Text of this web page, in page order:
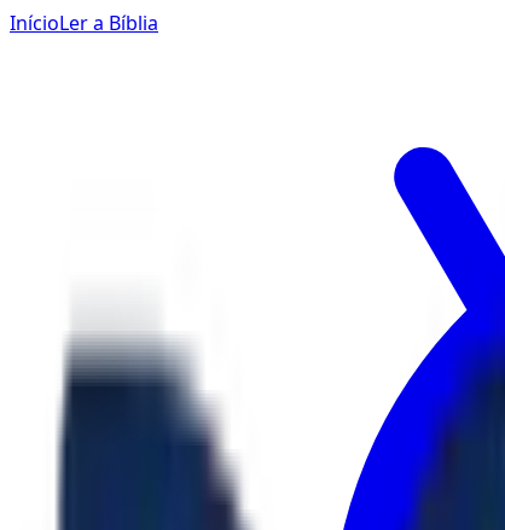
InícioLer a Bíblia